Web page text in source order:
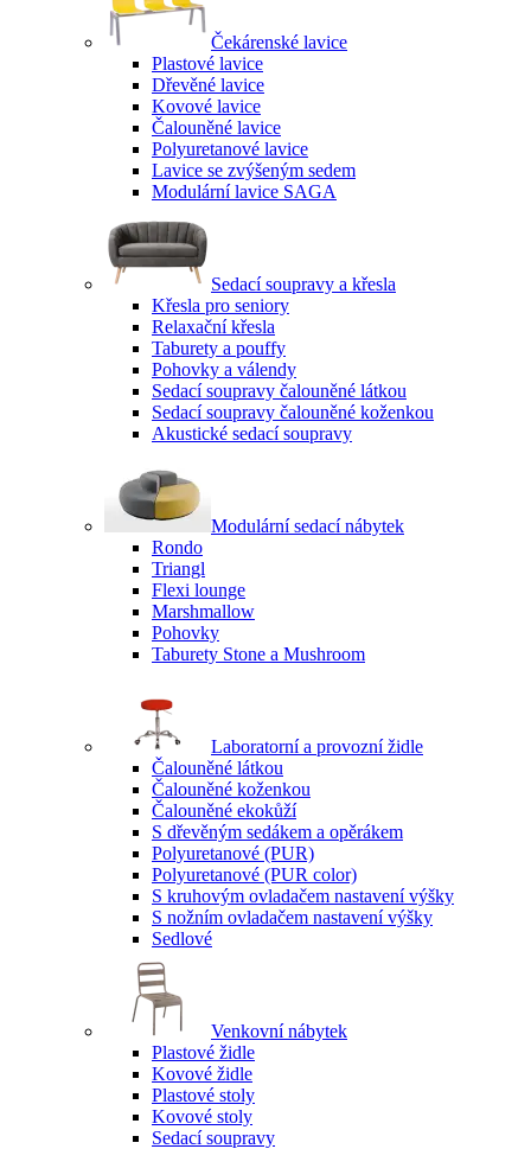
Čekárenské lavice
Plastové lavice
Dřevěné lavice
Kovové lavice
Čalouněné lavice
Polyuretanové lavice
Lavice se zvýšeným sedem
Modulární lavice SAGA
Sedací soupravy a křesla
Křesla pro seniory
Relaxační křesla
Taburety a pouffy
Pohovky a válendy
Sedací soupravy čalouněné látkou
Sedací soupravy čalouněné koženkou
Akustické sedací soupravy
Modulární sedací nábytek
Rondo
Triangl
Flexi lounge
Marshmallow
Pohovky
Taburety Stone a Mushroom
Laboratorní a provozní židle
Čalouněné látkou
Čalouněné koženkou
Čalouněné ekokůží
S dřevěným sedákem a opěrákem
Polyuretanové (PUR)
Polyuretanové (PUR color)
S kruhovým ovladačem nastavení výšky
S nožním ovladačem nastavení výšky
Sedlové
Venkovní nábytek
Plastové židle
Kovové židle
Plastové stoly
Kovové stoly
Sedací soupravy